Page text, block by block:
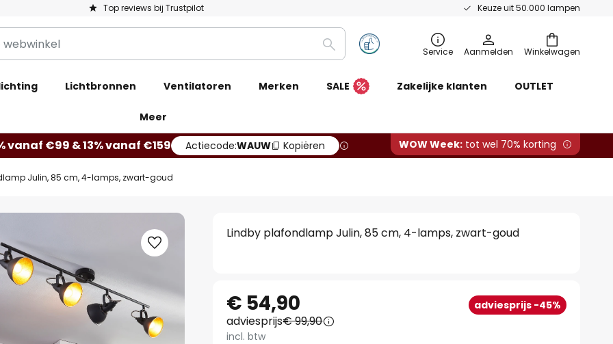
Top reviews bij Trustpilot Keuze uit 50.000 lampen
Winkelwagen
Zoeken Service Aanmelden
Lichtbronnen Ventilatoren Merken SALE Zakelijke klanten OUTLET
Meer
vanaf €99 & 13% vanaf €159 Actiecode:WAUW Kopiëren WOW Week: tot wel 70% korting
Julin, 85 cm, 4-lamps, zwart-goud
Lindby plafondlamp Julin, 85 cm, 4-lamps, zwart-goud
€ 54,90 adviesprijs -45%
adviesprijs€ 99,90
incl. btw